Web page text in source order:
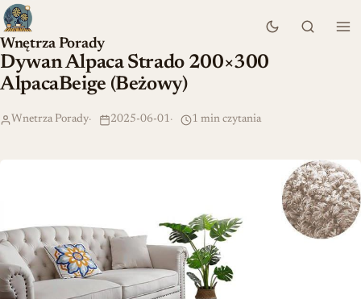
Wnętrza Porady
Dywan Alpaca Strado 200×300
AlpacaBeige (Beżowy)
Wnetrza Porady 2025-06-01 1 min czytania